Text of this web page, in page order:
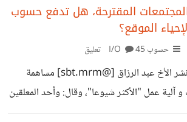
البرمجة الخلفية هناك مسار باستخدام
العملية
المقترحة، هل تدفع حسوب
الموقع؟
حسوب I/O 45 تعليق
السلام عليكم، نشر الأخ عبد الرزاق [@sbt.mrm]‍ مساهمة
عمل "الأكثر شيوعا"، وقال: وأحد المعلقين
من المدونين المُجيدين لمح أن حسوب قد تكون